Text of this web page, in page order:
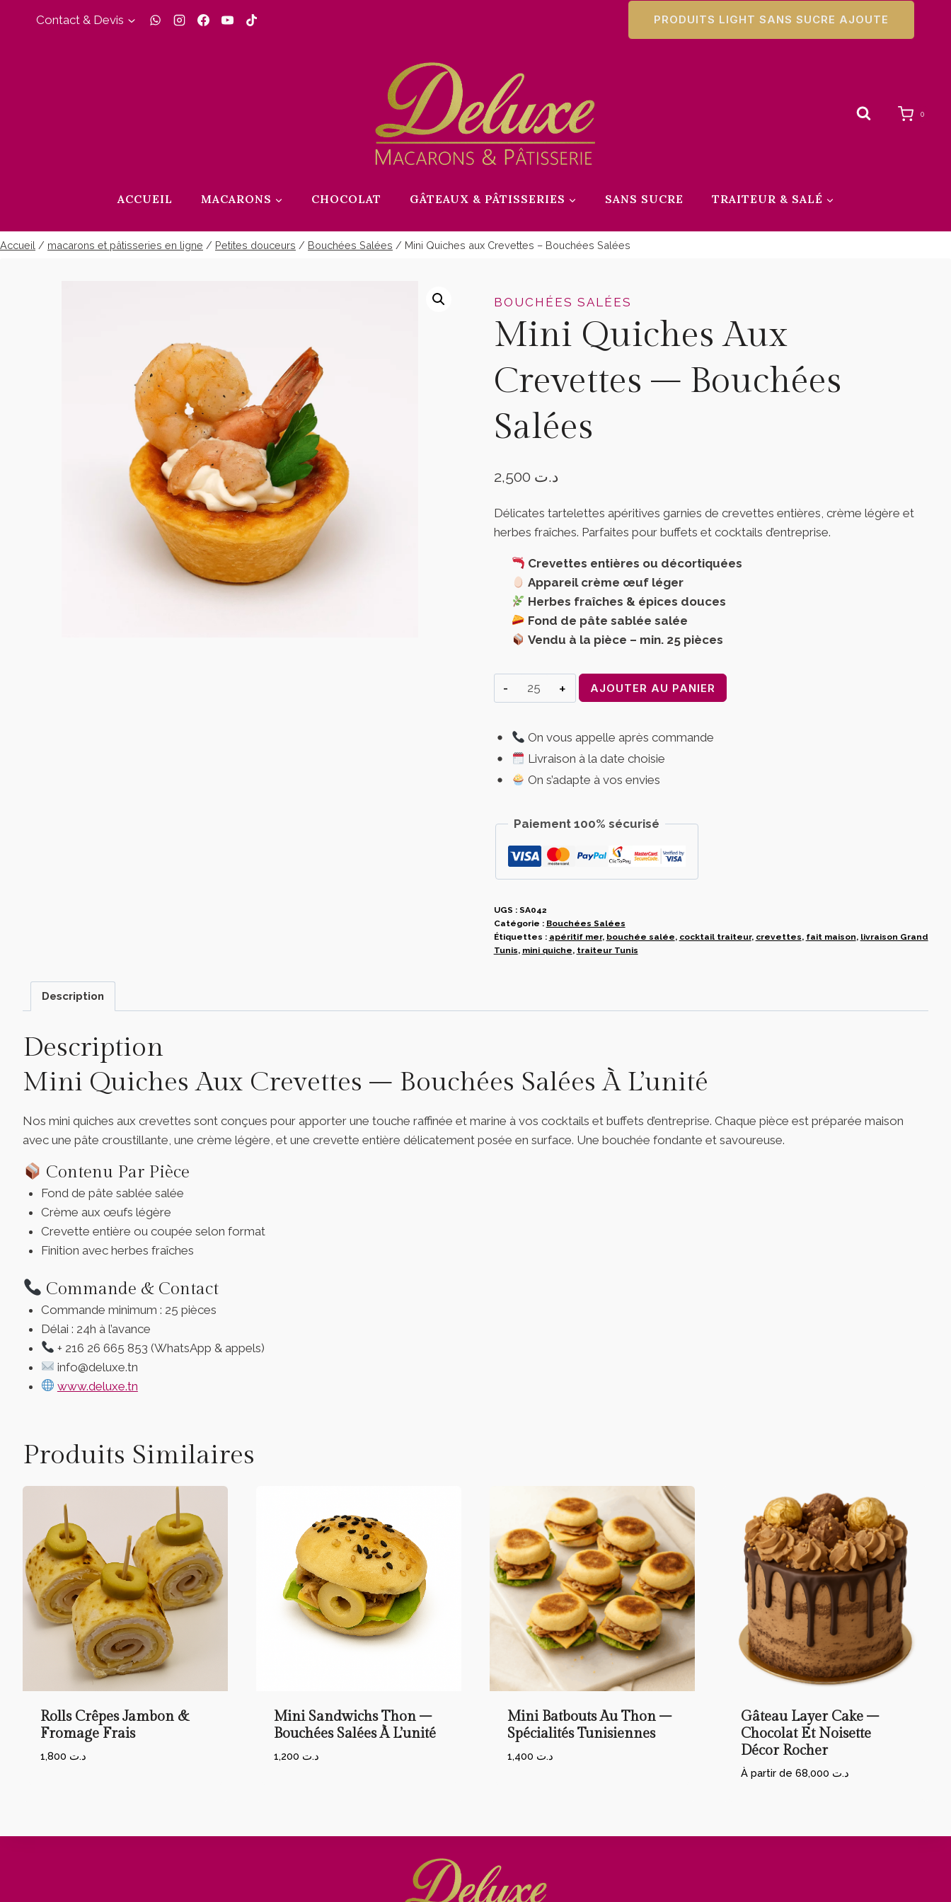
Contact & Devis PRODUITS LIGHT SANS SUCRE AJOUTE
0
ACCUEIL MACARONS CHOCOLAT GÂTEAUX & PÂTISSERIES SANS SUCRE TRAITEUR & SALÉ
Accueil / macarons et pâtisseries en ligne / Petites douceurs / Bouchées Salées / Mini Quiches aux Crevettes – Bouchées Salées
BOUCHÉES SALÉES
Mini Quiches Aux
Crevettes – Bouchées
Salées
د.ت
Délicates tartelettes apéritives garnies de crevettes entières, crème légère et
herbes fraîches. Parfaites pour buffets et cocktails d’entreprise.
Crevettes entières ou décortiquées
Appareil crème œuf léger
Herbes fraîches & épices douces
Fond de pâte sablée salée
Vendu à la pièce – min. 25 pièces
quantité
de
Quiches
aux
Crevettes
Bouchées
AJOUTER AU PANIER
On vous appelle après commande
Livraison à la date choisie
On s’adapte à vos envies
Paiement 100% sécurisé
UGS : SA042
Catégorie : Bouchées Salées
Étiquettes : apéritif mer, bouchée salée, cocktail traiteur, crevettes, fait maison, livraison Grand
Tunis, mini quiche, traiteur Tunis
Description
Description
Mini Quiches Aux Crevettes – Bouchées Salées À L’unité
Nos mini quiches aux crevettes sont conçues pour apporter une touche raffinée et marine à vos cocktails et buffets d’entreprise. Chaque pièce est préparée maison
avec une pâte croustillante, une crème légère, et une crevette entière délicatement posée en surface. Une bouchée fondante et savoureuse.
Contenu Par Pièce
Fond de pâte sablée salée
Crème aux œufs légère
Crevette entière ou coupée selon format
Finition avec herbes fraîches
Commande & Contact
Commande minimum : 25 pièces
Délai : 24h à l’avance
+ 216 26 665 853 (WhatsApp & appels)
info@deluxe.tn
www.deluxe.tn
Produits Similaires
Rolls Crêpes Jambon &
Fromage Frais
د.ت
Mini Sandwichs Thon –
Bouchées Salées À L’unité
د.ت
Mini Batbouts Au Thon –
Spécialités Tunisiennes
د.ت
Gâteau Layer Cake –
Chocolat Et Noisette
Décor Rocher
À partir de د.ت